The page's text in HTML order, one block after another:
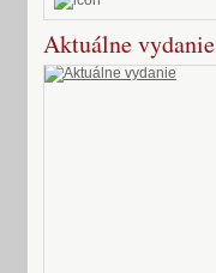
Aktuálne vydanie